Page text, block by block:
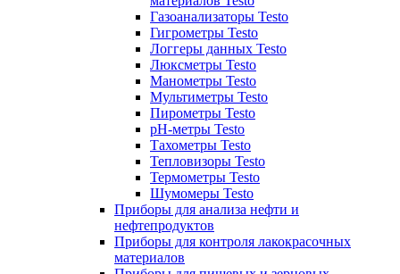
Газоанализаторы Testo
Гигрометры Testo
Логгеры данных Testo
Люксметры Testo
Манометры Testo
Мультиметры Testo
Пирометры Testo
pH-метры Testo
Тахометры Testo
Тепловизоры Testo
Термометры Testo
Шумомеры Testo
Приборы для анализа нефти и
нефтепродуктов
Приборы для контроля лакокрасочных
материалов